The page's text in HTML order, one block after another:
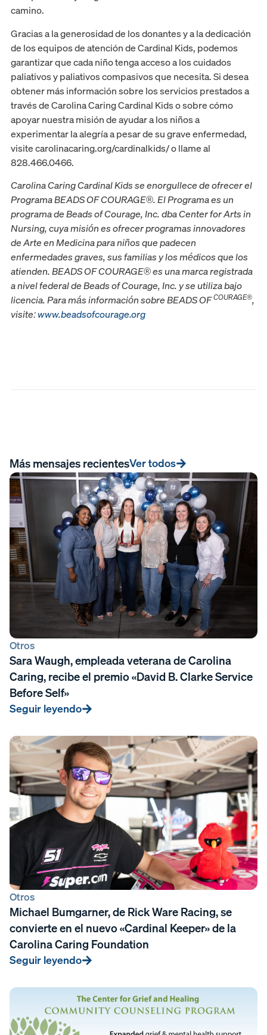
camino.
Gracias a la generosidad de los donantes y a la dedicación
de los equipos de atención de Cardinal Kids, podemos
garantizar que cada niño tenga acceso a los cuidados
paliativos y paliativos compasivos que necesita. Si desea
obtener más información sobre los servicios prestados a
través de Carolina Caring Cardinal Kids o sobre cómo
apoyar nuestra misión de ayudar a los niños a
experimentar la alegría a pesar de su grave enfermedad,
visite carolinacaring.org/cardinalkids/ o llame al
828.466.0466.
Carolina Caring Cardinal Kids se enorgullece de ofrecer el
Programa BEADS OF COURAGE®. El Programa es un
programa de Beads of Courage, Inc. dba Center for Arts in
Nursing, cuya misión es ofrecer programas innovadores
de Arte en Medicina para niños que padecen
enfermedades graves, sus familias y los médicos que los
atienden. BEADS OF COURAGE® es una marca registrada
a nivel federal de Beads of Courage, Inc. y se utiliza bajo
licencia. Para más información sobre BEADS OFCOURAGE®,
visite:www.beadsofcourage.org
Más mensajes recientesVer todos
Otros
Sara Waugh, empleada veterana de Carolina
Caring, recibe el premio «David B. Clarke Service
Before Self»
Seguir leyendo
Otros
Michael Bumgarner, de Rick Ware Racing, se
convierte en el nuevo «Cardinal Keeper» de la
Carolina Caring Foundation
Seguir leyendo